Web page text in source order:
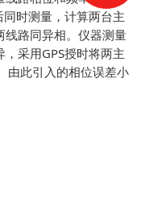
时测量，计算两台主
线路同异相。仪器测量
采用GPS授时将两主
由此引入的相位误差小